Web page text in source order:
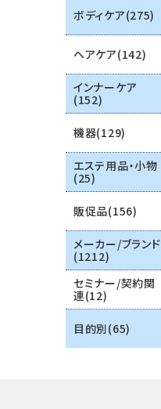
ボディケア(275)
ヘアケア(142)
インナーケア
(152)
機器(129)
エステ用品・小物
(25)
販促品(156)
メーカー/ブランド
(1212)
セミナー/契約関
連(12)
目的別(65)